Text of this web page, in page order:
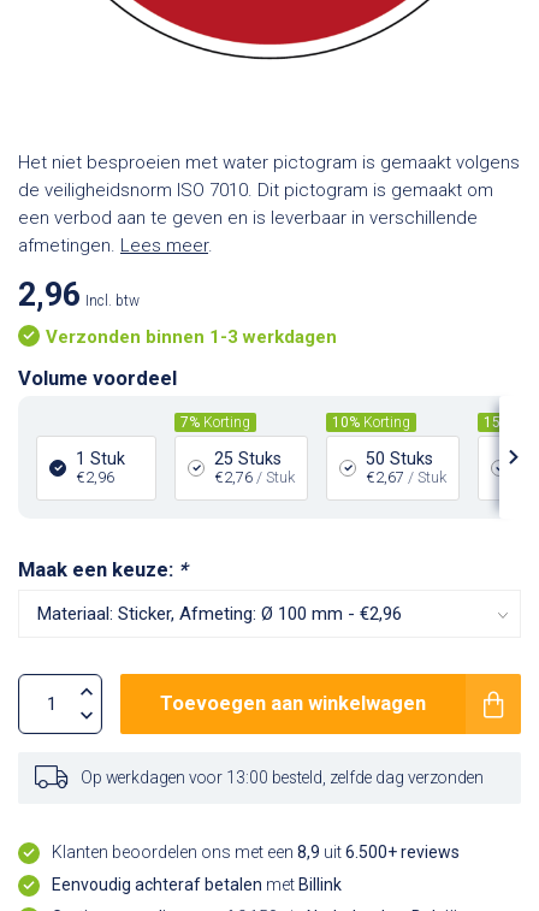
Het niet besproeien met water pictogram is gemaakt volgens
de veiligheidsnorm ISO 7010. Dit pictogram is gemaakt om
een verbod aan te geven en is leverbaar in verschillende
afmetingen. Lees meer.
2,96 Incl. btw
Verzonden binnen 1-3 werkdagen
Volume voordeel
1 Stuk
€2,96
7% Korting
25 Stuks
€2,76 / Stuk
10% Korting
50 Stuks
€2,67 / Stuk
15%
Maak een keuze: *
Toevoegen aan winkelwagen
Op werkdagen voor 13:00 besteld, zelfde dag verzonden
Klanten beoordelen ons met een 8,9 uit6.500+ reviews
Eenvoudig achteraf betalen met Billink